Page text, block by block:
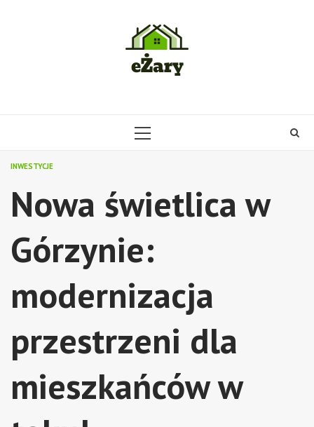
PRIMARY
INWESTYCJE
Nowa świetlica w
Górzynie:
modernizacja
przestrzeni dla
mieszkańców w